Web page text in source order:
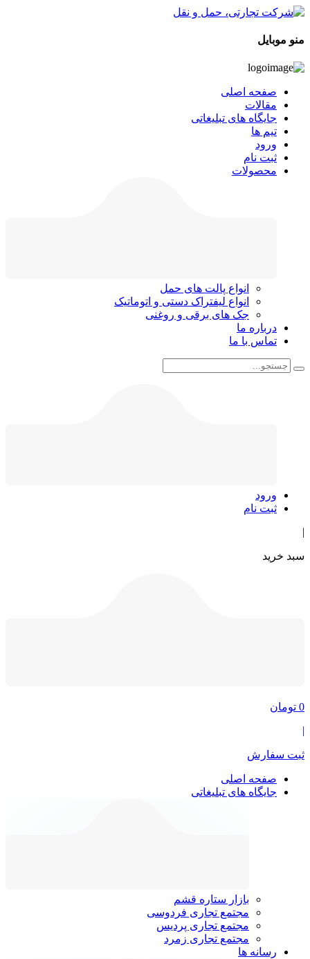
منو موبایل
صفحه اصلی
مقالات
جایگاه های تبلیغاتی
تیم ها
ورود
ثبت نام
محصولات
انواع پالت های حمل
انواع لیفتراک دستی و اتوماتیک
جک های برقی و روغنی
درباره ما
تماس با ما
ورود
ثبت نام
سبد خرید
0 تومان
|
ثبت سفارش
صفحه اصلی
جایگاه های تبلیغاتی
بازار ستاره قشم
مجتمع تجاری فردوسی
مجتمع تجاری پردیس
مجتمع تجاری زمرد
رسانه ها